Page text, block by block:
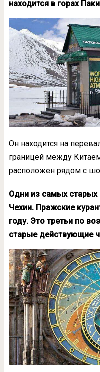
находится в горах
Он находится на
границей между
расположен рядом с
Одни из самых старых
Чехии. Пражские
году. Это третьи по
старые действующие